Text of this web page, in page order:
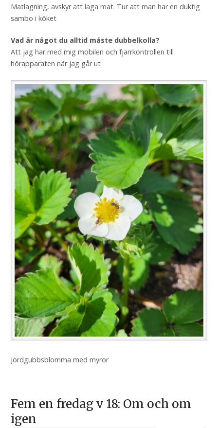
Matlagning, avskyr att laga mat. Tur att man har en duktig
sambo i köket
Vad är något du alltid måste dubbelkolla?
Att jag har med mig mobilen och fjärrkontrollen till
hörapparaten när jag går ut
Jordgubbsblomma med myror
Fem en fredag v 18: Om och om
igen